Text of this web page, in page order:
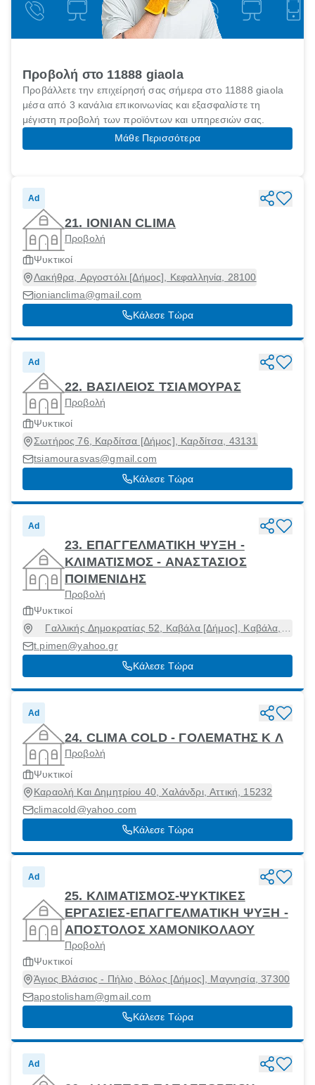
Προβολή στο 11888 giaola
Προβάλλετε την επιχείρησή σας σήμερα στο 11888 giaola
μέσα από 3 κανάλια επικοινωνίας και εξασφαλίστε τη
μέγιστη προβολή των προϊόντων και υπηρεσιών σας.
Μάθε Περισσότερα
Ad
21. ΙΟΝΙΑΝ CLIMA
Προβολή
Ψυκτικοί
Λακήθρα, Αργοστόλι [Δήμος], Κεφαλληνία, 28100
ionianclima@gmail.com
Κάλεσε Τώρα
Ad
22. ΒΑΣΙΛΕΙΟΣ ΤΣΙΑΜΟΥΡΑΣ
Προβολή
Ψυκτικοί
Σωτήρος 76, Καρδίτσα [Δήμος], Καρδίτσα, 43131
tsiamourasvas@gmail.com
Κάλεσε Τώρα
Ad
23. ΕΠΑΓΓΕΛΜΑΤΙΚΗ ΨΥΞΗ -
ΚΛΙΜΑΤΙΣΜΟΣ - ΑΝΑΣΤΑΣΙΟΣ
ΠΟΙΜΕΝΙΔΗΣ
Προβολή
Ψυκτικοί
Γαλλικής Δημοκρατίας 52, Καβάλα [Δήμος], Καβάλα,
t.pimen@yahoo.gr
Κάλεσε Τώρα
Ad
24. CLIMA COLD - ΓΟΛΕΜΑΤΗΣ Κ Λ
Προβολή
Ψυκτικοί
Καραολή Και Δημητρίου 40, Χαλάνδρι, Αττική, 15232
climacold@yahoo.com
Κάλεσε Τώρα
Ad
25. ΚΛΙΜΑΤΙΣΜΟΣ-ΨΥΚΤΙΚΕΣ
ΕΡΓΑΣΙΕΣ-ΕΠΑΓΓΕΛΜΑΤΙΚΗ ΨΥΞΗ -
ΑΠΟΣΤΟΛΟΣ ΧΑΜΟΝΙΚΟΛΑΟΥ
Προβολή
Ψυκτικοί
Άγιος Βλάσιος - Πήλιο, Βόλος [Δήμος], Μαγνησία, 37300
apostolisham@gmail.com
Κάλεσε Τώρα
Ad